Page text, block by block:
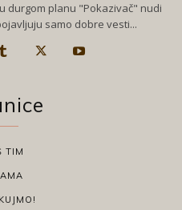
durgom planu "Pokazivač" nudi
samo dobre vesti...
TIM